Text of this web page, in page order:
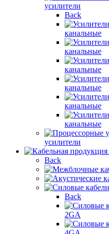
усилители
Back
канальные
канальные
канальные
канальные
канальные
канальные
усилители
Back
Back
2GA